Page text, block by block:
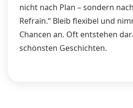
nicht nach Plan – sondern
Refrain.“ Bleib flexibel und
Chancen an. Oft entstehen
schönsten Geschichten.